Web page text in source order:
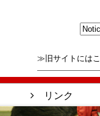
≫旧サイトにはこ
リンク